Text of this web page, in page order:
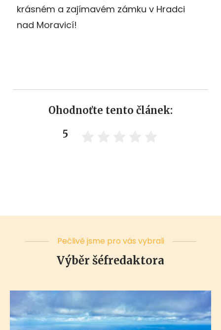
krásném a zajímavém zámku v Hradci
nad Moravicí!
Ohodnoťte tento článek:
5
Pečlivě jsme pro vás vybrali
Výběr šéfredaktora